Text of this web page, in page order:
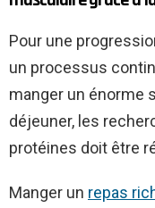
Pour une
un processus
manger un énorme
déjeuner, les
protéines doit être
Manger un repas